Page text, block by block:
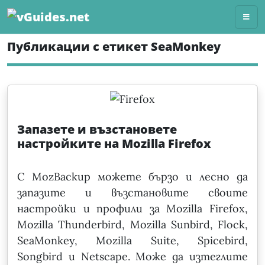
Skip
content
Публикации с етикет SeaMonkey
Запазете и възстановете
настройките на Mozilla Firefox
С MozBackup можете бързо и лесно да
запазите и възстановите своите
настройки и профили за Mozilla Firefox,
Mozilla Thunderbird, Mozilla Sunbird, Flock,
SeaMonkey, Mozilla Suite, Spicebird,
Songbird и Netscape. Може да изтеглите